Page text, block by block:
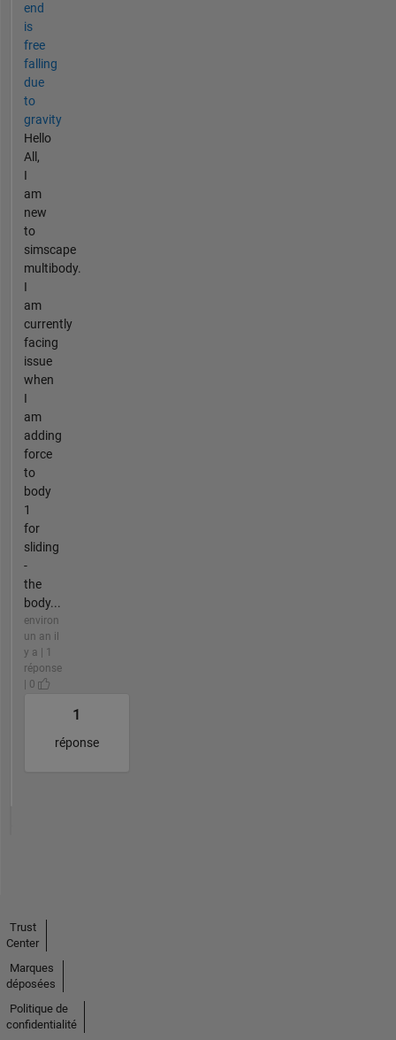
end
is
free
falling
due
to
gravity
Hello
All,
I
am
new
to
simscape
multibody.
I
am
currently
facing
issue
when
I
am
adding
force
to
body
1
for
sliding
-
the
body...
environ
un an il
y a | 1
réponse
| 0
1
réponse
Trust
Center
Marques
déposées
Politique de
confidentialité